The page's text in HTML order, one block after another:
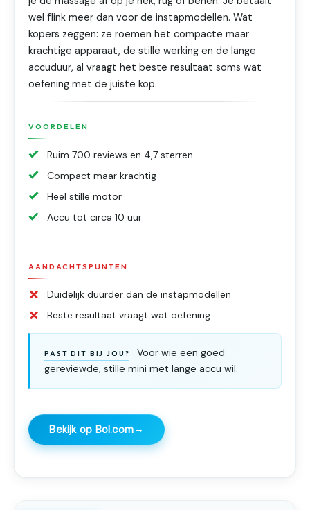
wel flink meer dan voor de instapmodellen. Wat
kopers zeggen: ze roemen het compacte maar
krachtige apparaat, de stille werking en de lange
accuduur, al vraagt het beste resultaat soms wat
oefening met de juiste kop.
VOORDELEN
Ruim 700 reviews en 4,7 sterren
Compact maar krachtig
Heel stille motor
Accu tot circa 10 uur
AANDACHTSPUNTEN
Duidelijk duurder dan de instapmodellen
Beste resultaat vraagt wat oefening
PAST DIT BIJ JOU?
Voor wie een goed
gereviewde, stille mini met lange accu wil.
Bekijk op Bol.com→